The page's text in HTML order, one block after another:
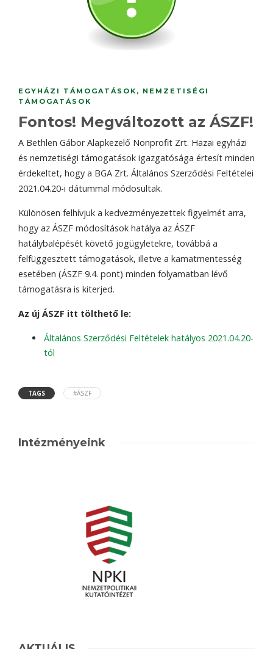
EGYHÁZI TÁMOGATÁSOK , NEMZETISÉGI
TÁMOGATÁSOK
Fontos! Megváltozott az ÁSZF!
A Bethlen Gábor Alapkezelő Nonprofit Zrt. Hazai egyházi
és nemzetiségi támogatások igazgatósága értesít minden
érdekeltet, hogy a BGA Zrt. Általános Szerződési Feltételei
2021.04.20-i dátummal módosultak.
Különösen felhívjuk a kedvezményezettek figyelmét arra,
hogy az ÁSZF módosítások hatálya az ÁSZF
hatálybalépését követő jogügyletekre, továbbá a
felfüggesztett támogatások, illetve a kamatmentesség
esetében (ÁSZF 9.4. pont) minden folyamatban lévő
támogatásra is kiterjed.
Az új ÁSZF itt tölthető le:
Általános Szerződési Feltételek hatályos 2021.04.20-
tól
TAGS #ÁSZF
Intézményeink